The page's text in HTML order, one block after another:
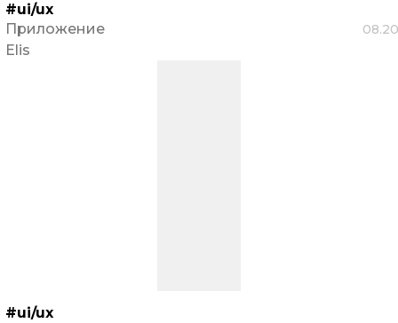
Приложение
Elis
#ui/ux
#ui/ux